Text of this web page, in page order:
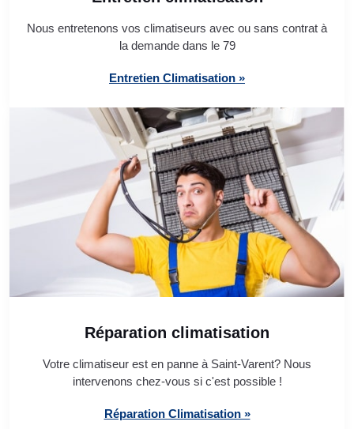
Nous entretenons vos climatiseurs avec ou sans contrat à
la demande dans le 79
Entretien Climatisation »
Réparation climatisation
Votre climatiseur est en panne à Saint-Varent? Nous
intervenons chez-vous si c'est possible !
Réparation Climatisation »